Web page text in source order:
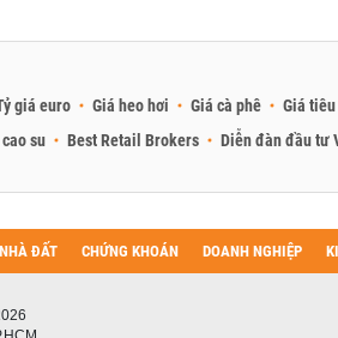
giá euro Giá heo hơi Giá cà phê Giá
su Best Retail Brokers Diễn đàn đầu tư
NHÀ ĐẤT CHỨNG KHOÁN DOANH NGHIỆP